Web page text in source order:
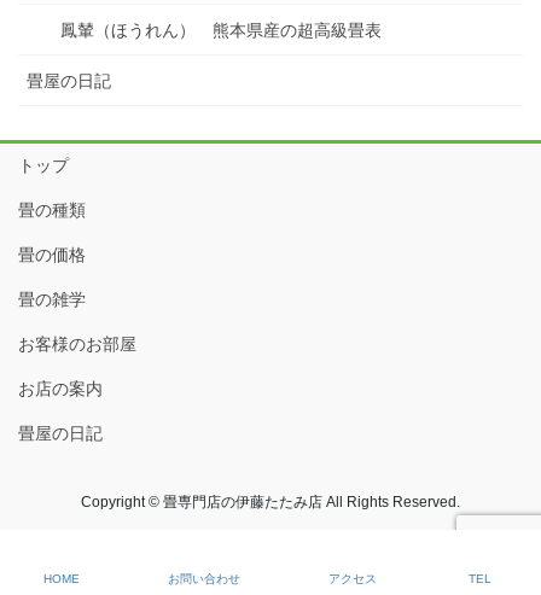
鳳輦（ほうれん） 熊本県産の超高級畳表
畳屋の日記
トップ
畳の種類
畳の価格
畳の雑学
お客様のお部屋
お店の案内
畳屋の日記
Copyright © 畳専門店の伊藤たたみ店 All Rights Reserved.
HOME お問い合わせ アクセス TEL